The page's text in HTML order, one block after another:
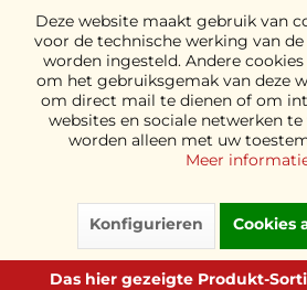
Deze website maakt gebruik van
voor de technische werking van
worden ingesteld. Andere
om het gebruiksgemak van deze
om direct mail te dienen of om
websites en sociale netwerken
worden alleen met uw
Meer
Konfigurieren Cookies
Das hier gezeigte Produkt-